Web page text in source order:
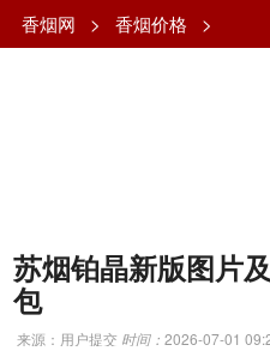
香烟网 > 香烟价格 >
苏烟铂晶新版图片
包
来源：用户提交 时间：2026-07-01